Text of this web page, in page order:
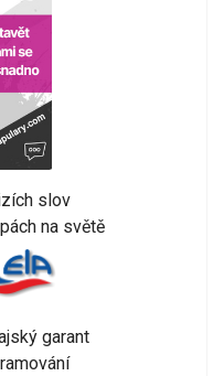
slov
na světě
garant